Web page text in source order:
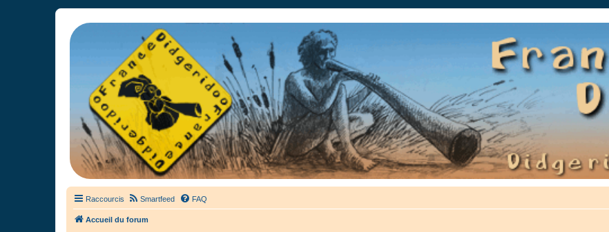
France Didgeridoo
Didgeridoo et Guimbarde sur France Didgeridoo - retrouvez la communauté.
Raccourcis Smartfeed FAQ
Accueil du forum